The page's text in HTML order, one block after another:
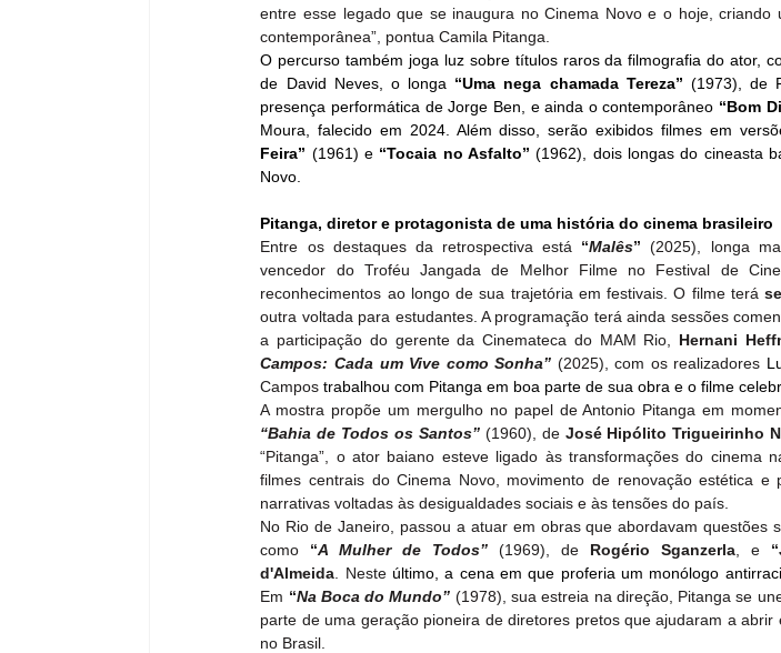
entre esse legado que se inaugura no Cinema Novo e o hoje, criando
contemporânea”, pontua Camila Pitanga.
O percurso também joga luz sobre títulos raros da filmografia do ator,
de David Neves, o longa “Uma nega chamada Tereza” (1973), de
presença performática de Jorge Ben, e ainda o contemporâneo “Bom
Moura, falecido em 2024. Além disso, serão exibidos filmes em
Feira” (1961) e “Tocaia no Asfalto” (1962), dois longas do cineasta
Novo.
Pitanga, diretor e protagonista de uma história do cinema brasileiro
Entre os destaques da retrospectiva está “Malês” (2025), longa
vencedor do Troféu Jangada de Melhor Filme no Festival de
reconhecimentos ao longo de sua trajetória em festivais. O filme terá
outra voltada para estudantes. A programação terá ainda sessões
a participação do gerente da Cinemateca do MAM Rio, Hernani
Campos: Cada um Vive como Sonha” (2025), com os realizadores
Campos trabalhou com Pitanga em boa parte de sua obra e o filme
“Bahia de Todos os Santos” (1960), de José Hipólito Trigueirinho
“Pitanga”, o ator baiano esteve ligado às transformações do cinema
filmes centrais do Cinema Novo, movimento de renovação estética
narrativas voltadas às desigualdades sociais e às tensões do país.
No Rio de Janeiro, passou a atuar em obras que abordavam questões
como “A Mulher de Todos” (1969), de Rogério Sganzerla, e “
d'Almeida
Neste último, a cena em que proferia um monólogo
Em “Na Boca do Mundo” (1978), sua estreia na direção, Pitanga se
parte de uma geração pioneira de diretores pretos que ajudaram a
no Brasil.